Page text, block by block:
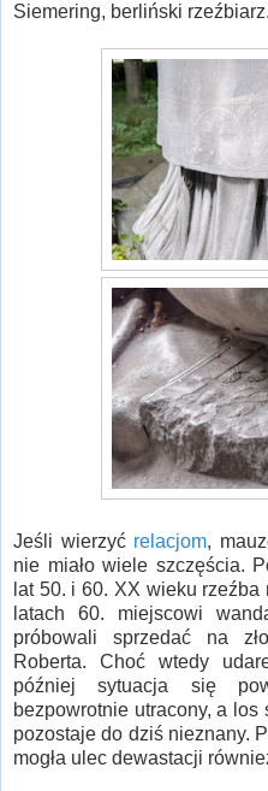
Siemering, berliński rzeźbiarz.
Jeśli wierzyć relacjom,
nie miało wiele szczęścia.
lat 50. i 60. XX wieku
latach 60. miejscowi
próbowali sprzedać na
Roberta. Choć wtedy
później sytuacja się
bezpowrotnie utracony, a los
pozostaje do dziś nieznany.
mogła ulec dewastacji